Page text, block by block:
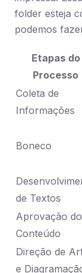
folder esteja
podemos
Etapas do
Processo
Coleta de
Informações
Boneco
de Textos
Aprovação do
Conteúdo
Direção de
e